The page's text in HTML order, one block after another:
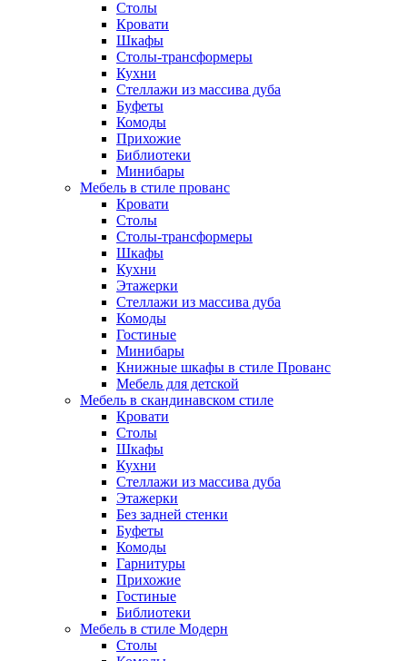
Столы
Кровати
Шкафы
Столы-трансформеры
Кухни
Стеллажи из массива дуба
Буфеты
Комоды
Прихожие
Библиотеки
Минибары
Мебель в стиле прованс
Кровати
Столы
Столы-трансформеры
Шкафы
Кухни
Этажерки
Стеллажи из массива дуба
Комоды
Гостиные
Минибары
Книжные шкафы в стиле Прованс
Мебель для детской
Мебель в скандинавском стиле
Кровати
Столы
Шкафы
Кухни
Стеллажи из массива дуба
Этажерки
Без задней стенки
Буфеты
Комоды
Гарнитуры
Прихожие
Гостиные
Библиотеки
Мебель в стиле Модерн
Столы